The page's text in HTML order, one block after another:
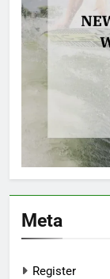
Meta
Register